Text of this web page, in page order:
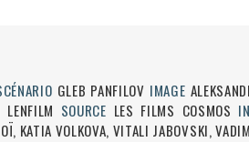
GLEB PANFILOV IMAGE
LENFILM SOURCE LES FILMS COSMOS
KATIA VOLKOVA, VITALI JABOVSKI,